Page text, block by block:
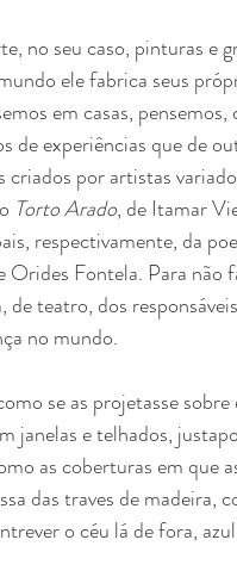
no seu caso, pinturas e
ele fabrica seus
em casas,
experiências que de
por artistas
Torto Arado, de Itamar
respectivamente, da
Fontela. Para não
teatro, dos
no mundo.
se as projetasse
janelas e telhados,
as coberturas em que
das traves de madeira,
o céu lá de fora,